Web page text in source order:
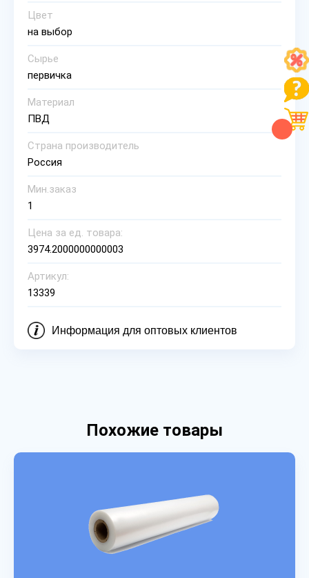
Цвет
на выбор
Сырье
первичка
Материал
ПВД
Страна производитель
Россия
Мин.заказ
1
Цена за ед. товара:
3974.2000000000003
Артикул:
13339
Информация для оптовых клиентов
Похожие товары